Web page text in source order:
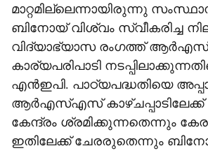
മാറ്റമില്ലെന്നായിരുന്നു
ബിനോയ് വിശ്വം സ്വീകരിച്ച
വിദ്യാഭ്യാസ രംഗത്ത്
കാര്യപരിപാടി
എന്‍ഇപി. പാഠ്യപദ്ധതിയെ
ആര്‍എസ്എസ് കാഴ്ചപ്പാടിലേക്ക്
കേന്ദ്രം ശ്രമിക്കുന്നതെന്നും
ഇതിലേക്ക് ചേരരുതെന്നും